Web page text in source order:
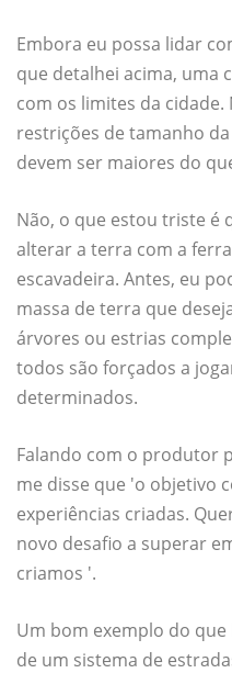
Embora eu possa lidar
que detalhei acima, uma
com os limites da
restrições de tamanho
devem ser maiores do
Não, o que estou triste é
alterar a terra com a
escavadeira. Antes, eu
massa de terra que
árvores ou estrias
todos são forçados a
determinados.
Falando com o produtor
me disse que 'o objetivo
experiências criadas.
novo desafio a superar
criamos '.
Um bom exemplo do que
de um sistema de